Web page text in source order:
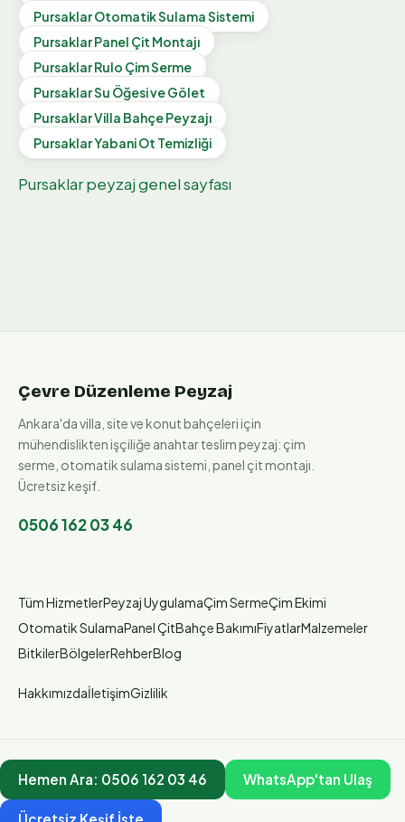
PursaklarOtomatik Sulama Sistemi
PursaklarPanel Çit Montajı
PursaklarRulo Çim Serme
PursaklarSu Öğesi ve Gölet
PursaklarVilla Bahçe Peyzajı
PursaklarYabani Ot Temizliği
Pursaklarpeyzaj genel sayfası
Çevre Düzenleme Peyzaj
Ankara'da villa, site ve konut bahçeleri için
mühendislikten işçiliğe anahtar teslim peyzaj: çim
serme, otomatik sulama sistemi, panel çit montajı.
Ücretsiz keşif.
0506 162 03 46
Tüm HizmetlerPeyzaj UygulamaÇim SermeÇim Ekimi
Otomatik SulamaPanel ÇitBahçe BakımıFiyatlarMalzemeler
BitkilerBölgelerRehberBlog
HakkımızdaİletişimGizlilik
Hemen Ara: 0506 162 03 46 WhatsApp'tan Ulaş